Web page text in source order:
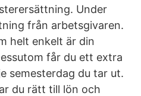
Under
från arbetsgivaren.
helt enkelt är din
får du ett extra
semesterdag du tar ut.
du rätt till lön och